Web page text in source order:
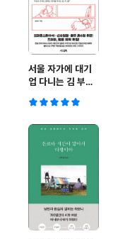
서울 자가에 대기
업 다니는 김 부장